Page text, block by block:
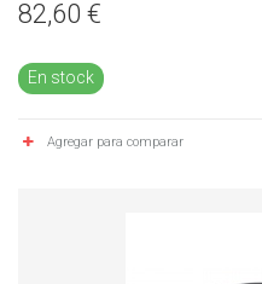
82,60 €
En stock
Agregar para comparar